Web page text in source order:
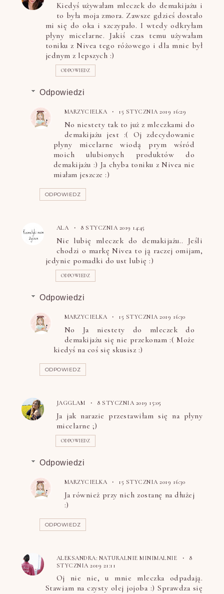
Kiedyś używałam mleczek do demakijażu i
to była moja zmora. Zawsze gdzieś dostało
mi się do oka i szczypało. I wtedy odkryłam
płyny micelarne. Jakiś czas temu używałam
toniku z Nivea tego różowego i dla mnie był
jednym z lepszych :)
ODPOWIEDZ
Odpowiedzi
MARZYCIELKA 15 STYCZNIA 2019 16:29
No niestety tak to już z mleczkami do
demakijażu jest :( Oj zdecydowanie
płyny micelarne wiodą prym wśród
moich ulubionych produktów do
demakijażu :) Ja chyba toniku z Nivea nie
miałam jeszcze :)
ODPOWIEDZ
ALA 8 STYCZNIA 2019 14:45
Nie lubię mleczek do demakijażu.. Jeśli
chodzi o markę Nivea to ją raczej omijam,
jedynie pomadki do ust lubię :)
ODPOWIEDZ
Odpowiedzi
MARZYCIELKA 15 STYCZNIA 2019 16:30
No Ja niestety do mleczek do
demakijażu się nie przekonam :( Może
kiedyś na coś się skusisz :)
ODPOWIEDZ
JAGGLAM 8 STYCZNIA 2019 15:05
Ja jak narazie przestawiłam się na płyny
micelarne ;)
ODPOWIEDZ
Odpowiedzi
MARZYCIELKA 15 STYCZNIA 2019 16:30
Ja również przy nich zostanę na dłużej
:)
ODPOWIEDZ
ALEKSANDRA: NATURALNIE MINIMALNIE
8
STYCZNIA 2019 21:11
Oj nie nie, u mnie mleczka odpadają.
Stawiam na czysty olej jojoba :) Sprawdza się